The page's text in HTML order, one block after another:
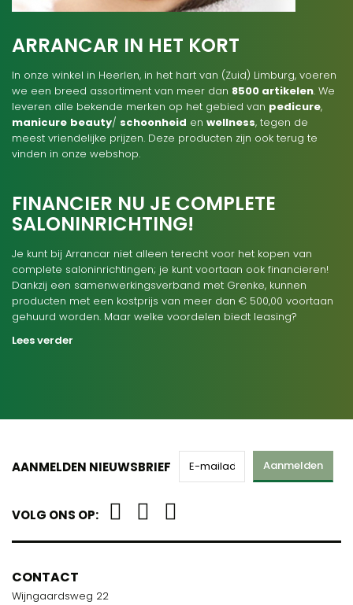
ARRANCAR IN HET KORT
In onze winkel in Heerlen, in het hart van (Zuid) Limburg, voeren
we een breed assortiment van meer dan 8500 artikelen. We
leveren alle bekende merken op het gebied van pedicure,
manicure beauty/ schoonheid en wellness, tegen de
meest vriendelijke prijzen. Deze producten zijn ook terug te
vinden in onze webshop.
FINANCIER NU JE COMPLETE
SALONINRICHTING!
Je kunt bij Arrancar niet alleen terecht voor het kopen van
complete saloninrichtingen; je kunt voortaan ook financieren!
Dankzij een samenwerkingsverband met Grenke, kunnen
producten met een kostprijs van meer dan € 500,00 voortaan
gehuurd worden. Maar welke voordelen biedt leasing?
Lees verder
AANMELDEN NIEUWSBRIEF Aanmelden
VOLG ONS OP:
CONTACT
Wijngaardsweg 22